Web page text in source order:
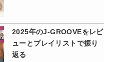
2025年のJ-GROOVEをレビ
ューとプレイリストで振り
返る